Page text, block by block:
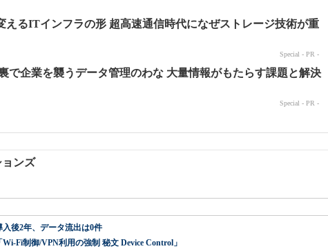
ンズ
後2年、データ流出は0件
Fi制御/VPN利用の強制 秘文 Device Control」